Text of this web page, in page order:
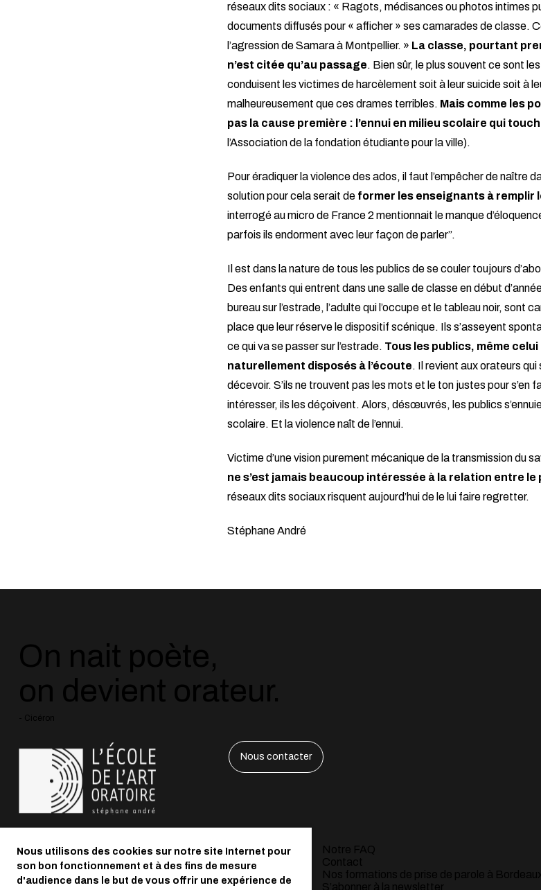
réseaux dits sociaux : « Ragots, médisances ou photos intimes
documents diffusés pour « afficher » ses camarades de classe.
l’agression de Samara à Montpellier. » La classe, pourtant
n’est citée qu’au passage. Bien sûr, le plus souvent ce sont
conduisent les victimes de harcèlement soit à leur suicide soit à
malheureusement que ces drames terribles. Mais comme les
pas la cause première : l’ennui en milieu scolaire qui
l’Association de la fondation étudiante pour la ville).
Pour éradiquer la violence des ados, il faut l’empêcher de naître
solution pour cela serait de former les enseignants à remplir
interrogé au micro de France 2 mentionnait le manque
parfois ils endorment avec leur façon de parler”.
Il est dans la nature de tous les publics de se couler toujours
Des enfants qui entrent dans une salle de classe en début
bureau sur l’estrade, l’adulte qui l’occupe et le tableau noir, sont
place que leur réserve le dispositif scénique. Ils s’asseyent
ce qui va se passer sur l’estrade. Tous les publics, même
naturellement disposés à l’écoute. Il revient aux orateurs qui
décevoir. S’ils ne trouvent pas les mots et le ton justes pour s’en
intéresser, ils les déçoivent. Alors, désœuvrés, les publics
scolaire. Et la violence naît de l’ennui.
Victime d’une vision purement mécanique de la transmission du
ne s’est jamais beaucoup intéressée à la relation entre
réseaux dits sociaux risquent aujourd’hui de le lui faire regretter.
Stéphane André
On nait poète,
on devient orateur.
- Cicéron
Nous contacter
LinkedIn
Instagram
Facebook
Youtube
Notre FAQ
Contact
Nos formations de prise de parole à
S’abonner à la newsletter
Nous utilisons des cookies sur notre site Internet pour
son bon fonctionnement et à des fins de mesure
d'audience dans le but de vous offrir une expérience de